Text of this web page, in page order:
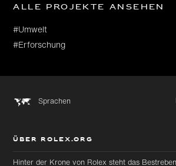
Alle Projekte ansehen
#Umwelt
#Erforschung
Sprachen
ÜBER ROLEX.ORG
Hinter der Krone von Rolex steht das